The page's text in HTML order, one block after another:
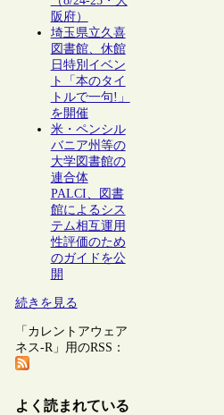
阪府）
埼玉県立久喜
図書館、休館
日特別イベン
ト「本のタイ
トルで一句!」
を開催
米・ペンシル
バニア州等の
大学図書館の
連合体
PALCI、図書
館によるシス
テム相互運用
性評価のため
のガイドを公
開
続きを見る
「カレントアウェア
ネス-R」用のRSS：
よく読まれている